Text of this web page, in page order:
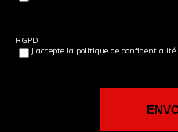
RGPD
J’accepte la politique de confidentialité.